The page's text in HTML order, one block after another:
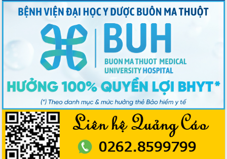
Hồ Thị Nguyên Thảo làm việc tại Trung
tâm Phục vụ hành chính công xã Ea
Xây dựng nền hành chính số đồng
hành cùng nông dân dân, doanh nghiệp
Giai đoạn 2026-2030, Đắk Lắk phấn
đấu có 77% xã đạt chuẩn nông thôn
mới
Chuyển đổi số 'mở đường' cho nông
nghiệp Đắk Lắk tăng trưởng bứt phá
Triển khai đồng bộ đo đạc, lập hồ sơ
địa chính, hoàn thiện cơ sở dữ liệu đất
đai
Ứng dụng sinh trắc học - Bước tiến